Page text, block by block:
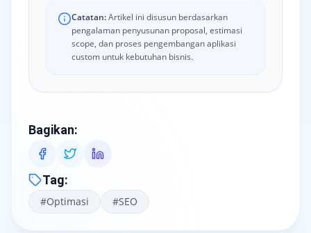
Catatan:Artikel ini disusun berdasarkan
pengalaman penyusunan proposal, estimasi
scope, dan proses pengembangan aplikasi
custom untuk kebutuhan bisnis.
Bagikan:
Tag:
#Optimasi #SEO